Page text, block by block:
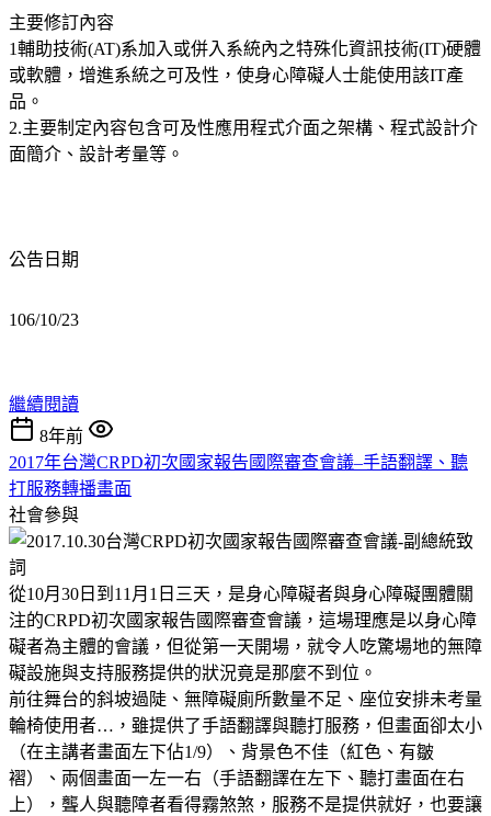
主要修訂內容
1輔助技術(AT)系加入或併入系統內之特殊化資訊技術(IT)硬體
或軟體，增進系統之可及性，使身心障礙人士能使用該IT產
品。
2.主要制定內容包含可及性應用程式介面之架構、程式設計介
面簡介、設計考量等。
公告日期
106/10/23
繼續閱讀
8年前
2017年台灣CRPD初次國家報告國際審查會議–手語翻譯、聽
打服務轉播畫面
社會參與
從10月30日到11月1日三天，是身心障礙者與身心障礙團體關
注的CRPD初次國家報告國際審查會議，這場理應是以身心障
礙者為主體的會議，但從第一天開場，就令人吃驚場地的無障
礙設施與支持服務提供的狀況竟是那麼不到位。
前往舞台的斜坡過陡、無障礙廁所數量不足、座位安排未考量
輪椅使用者…，雖提供了手語翻譯與聽打服務，但畫面卻太小
（在主講者畫面左下佔1/9）、背景色不佳（紅色、有皺
褶）、兩個畫面一左一右（手語翻譯在左下、聽打畫面在右
上），聾人與聽障者看得霧煞煞，服務不是提供就好，也要讓